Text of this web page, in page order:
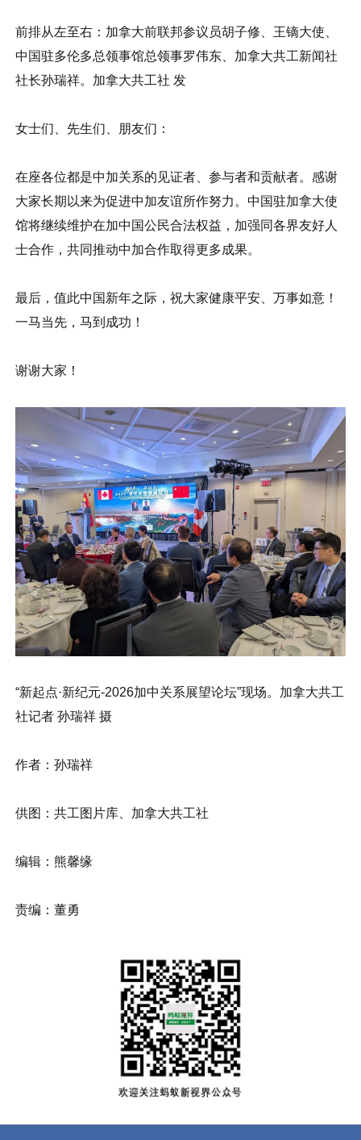
前排从左至右：加拿大前联邦参议员胡子修、王镝大使、
中国驻多伦多总领事馆总领事罗伟东、加拿大共工新闻社
社长孙瑞祥。加拿大共工社 发
女士们、先生们、朋友们：
在座各位都是中加关系的见证者、参与者和贡献者。感谢
大家长期以来为促进中加友谊所作努力。中国驻加拿大使
馆将继续维护在加中国公民合法权益，加强同各界友好人
士合作，共同推动中加合作取得更多成果。
最后，值此中国新年之际，祝大家健康平安、万事如意！
一马当先，马到成功！
谢谢大家！
“新起点·新纪元-2026加中关系展望论坛”现场。加拿大共工
社记者 孙瑞祥 摄
作者：孙瑞祥
供图：共工图片库、加拿大共工社
编辑：熊馨缘
责编：董勇